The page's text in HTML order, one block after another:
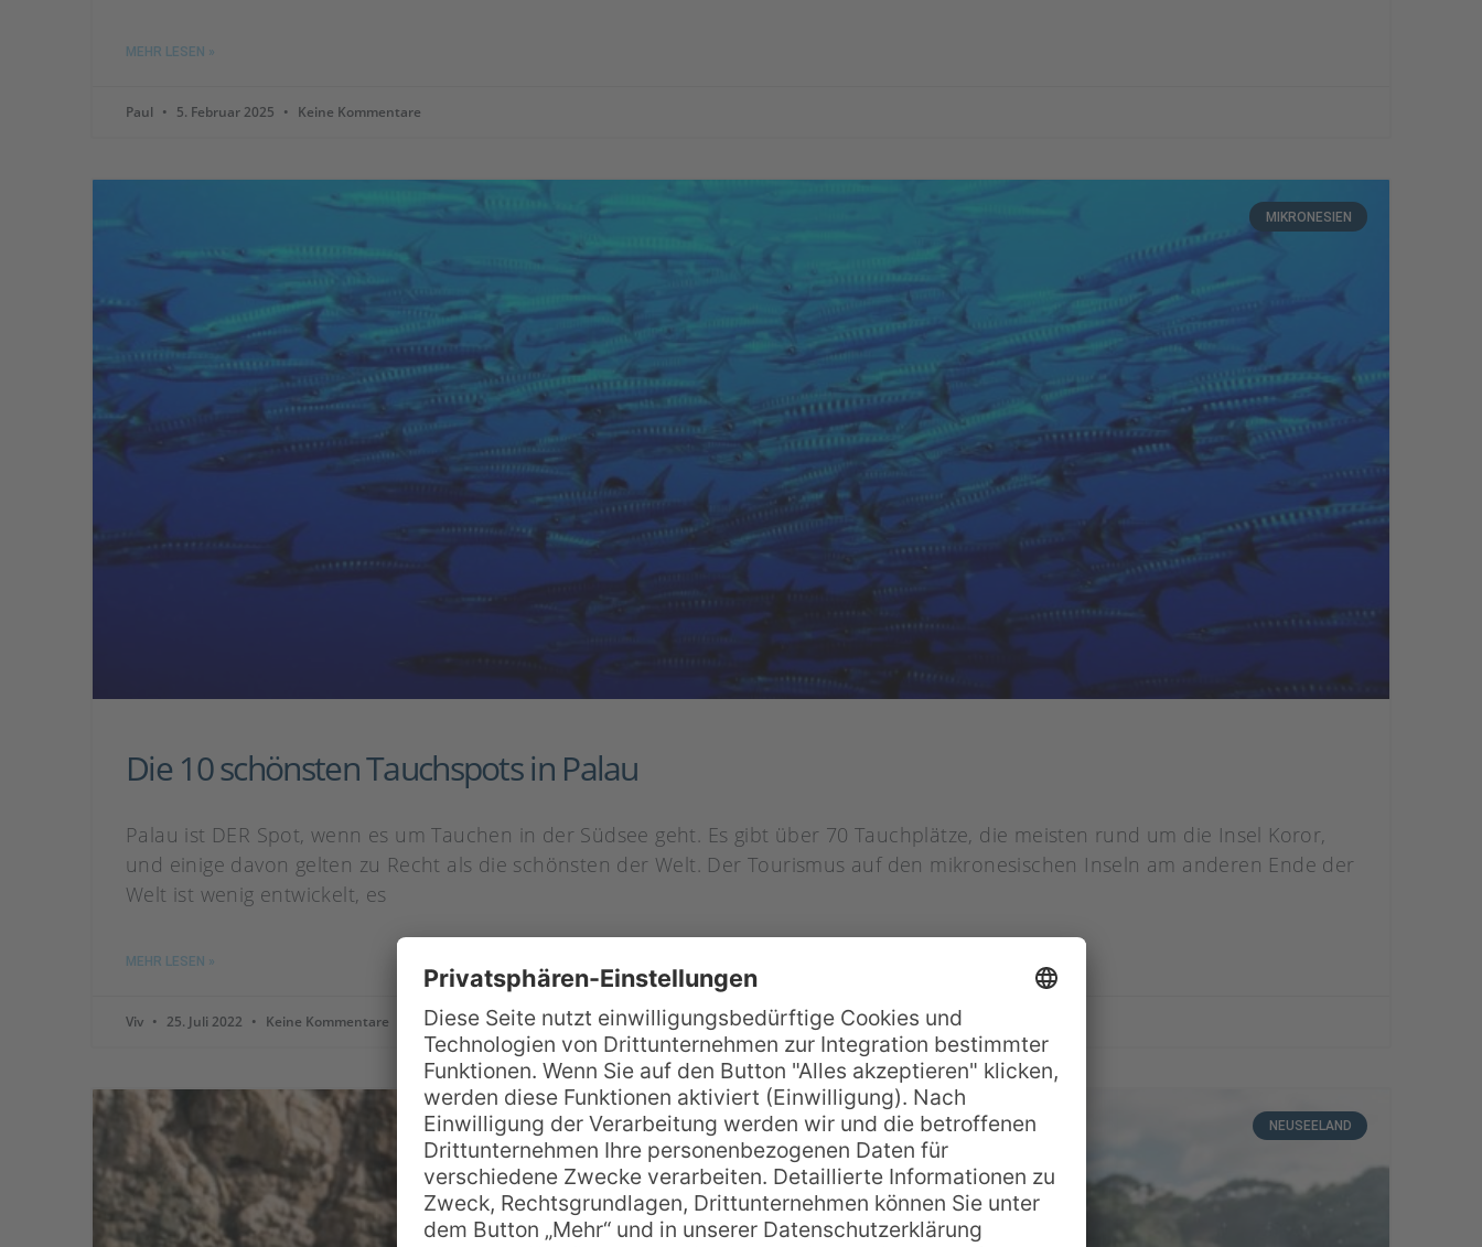
MEHR LESEN »
Paul 5. Februar 2025 Keine Kommentare
MIKRONESIEN
Die 10 schönsten Tauchspots in Palau
Palau ist DER Spot, wenn es um Tauchen in der Südsee geht. Es gibt über 70 Tauchplätze, die meisten rund um die Insel Koror,
und einige davon gelten zu Recht als die schönsten der Welt. Der Tourismus auf den mikronesischen Inseln am anderen Ende der
Welt ist wenig entwickelt, es
MEHR LESEN »
Viv 25. Juli 2022 Keine Kommentare
NEUSEELAND